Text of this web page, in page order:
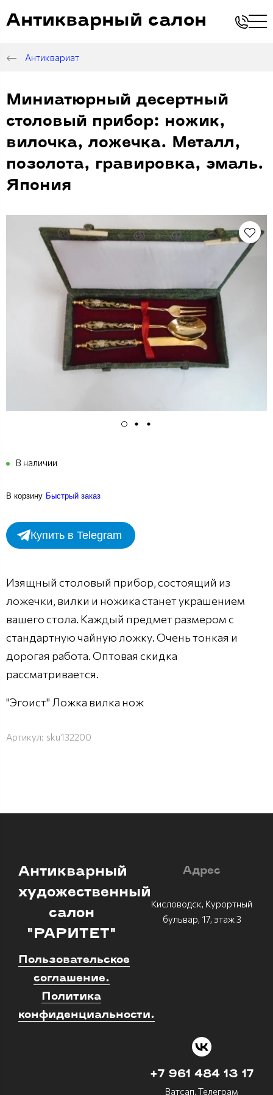
Антикварный салон
Антиквариат
Миниатюрный десертный
столовый прибор: ножик,
вилочка, ложечка. Металл,
позолота, гравировка, эмаль.
Япония
В наличии
В корзину Быстрый заказ
Купить в Telegram
Изящный столовый прибор, состоящий из
ложечки, вилки и ножика станет украшением
вашего стола. Каждый предмет размером с
стандартную чайную ложку. Очень тонкая и
дорогая работа. Оптовая скидка
рассматривается.
"Эгоист" Ложка вилка нож
Артикул: sku132200
Антикварный
художественный
салон
"РАРИТЕТ"
Пользовательское
соглашение.
Политика
конфиденциальности.
Адрес
Кисловодск, Курортный
бульвар, 17, этаж 3
+7 961 484 13 17
Ватсап, Телеграм